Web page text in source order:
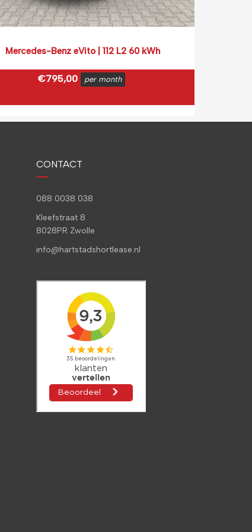
Mercedes-Benz eVito | 112 L2 60 kWh
€795,00 per month
€961,95incl. BTW €
CONTACT
088 0038 038
Kleefstraat 8
8028PR Zwolle
info@hartstadshortlease.nl